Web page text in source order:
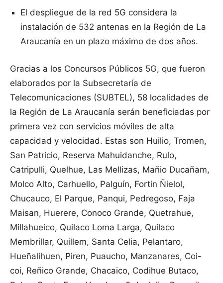
El despliegue de la red 5G considera la
instalación de 532 antenas en la Región de La
Araucanía en un plazo máximo de dos años.
Gracias a los Concursos Públicos 5G, que fueron
elaborados por la Subsecretaría de
Telecomunicaciones (SUBTEL), 58 localidades de
la Región de La Araucanía serán beneficiadas por
primera vez con servicios móviles de alta
capacidad y velocidad. Estas son Huilio, Tromen,
San Patricio, Reserva Mahuidanche, Rulo,
Catripulli, Quelhue, Las Mellizas, Mañio Ducañam,
Molco Alto, Carhuello, Palguín, Fortin Ñielol,
Chucauco, El Parque, Panqui, Pedregoso, Faja
Maisan, Huerere, Conoco Grande, Quetrahue,
Millahueico, Quilaco Loma Larga, Quilaco
Membrillar, Quillem, Santa Celia, Pelantaro,
Hueñalihuen, Piren, Puaucho, Manzanares, Coi-
coi, Reñico Grande, Chacaico, Codihue Butaco,